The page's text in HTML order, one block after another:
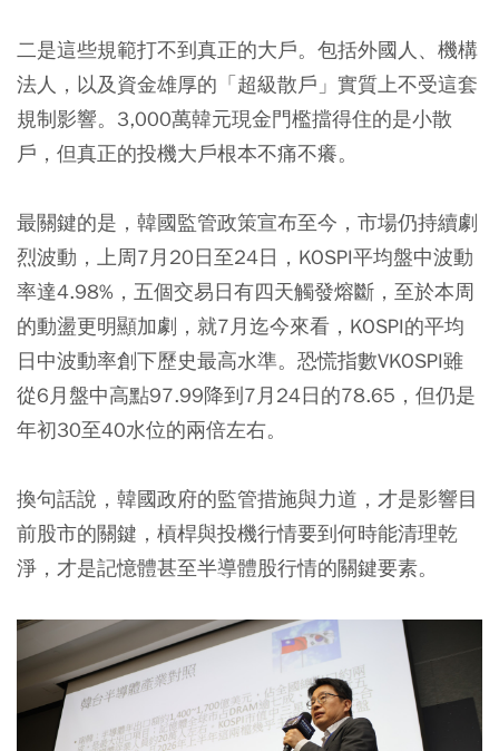
二是這些規範打不到真正的大戶。包括外國人、機構
法人，以及資金雄厚的「超級散戶」實質上不受這套
規制影響。3,000萬韓元現金門檻擋得住的是小散
戶，但真正的投機大戶根本不痛不癢。
最關鍵的是，韓國監管政策宣布至今，市場仍持續劇
烈波動，上周7月20日至24日，KOSPI平均盤中波動
率達4.98%，五個交易日有四天觸發熔斷，至於本周
的動盪更明顯加劇，就7月迄今來看，KOSPI的平均
日中波動率創下歷史最高水準。恐慌指數VKOSPI雖
從6月盤中高點97.99降到7月24日的78.65，但仍是
年初30至40水位的兩倍左右。
換句話說，韓國政府的監管措施與力道，才是影響目
前股市的關鍵，槓桿與投機行情要到何時能清理乾
淨，才是記憶體甚至半導體股行情的關鍵要素。